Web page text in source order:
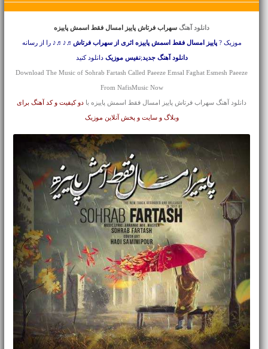
دانلود آهنگسهراب فرتاش پاییز امسال فقط اسمش پاییزه
موزیک ?پاییز امسال فقط اسمش پاییزه اثری از سهراب فرتاش ♬♪♬♪ را از رسانه
دانلود آهنگ جدید;نفیس موزیک دانلود کنید
Download The Music of Sohrab Fartash Called Paeeze Emsal Faghat Esmesh Paeeze
From NafisMusic Now
دانلود آهنگ سهراب فرتاش پاییز امسال فقط اسمش پاییزه با دو کیفیت و کد آهنگ برای
وبلاگ و سایت و پخش آنلاین موزیک